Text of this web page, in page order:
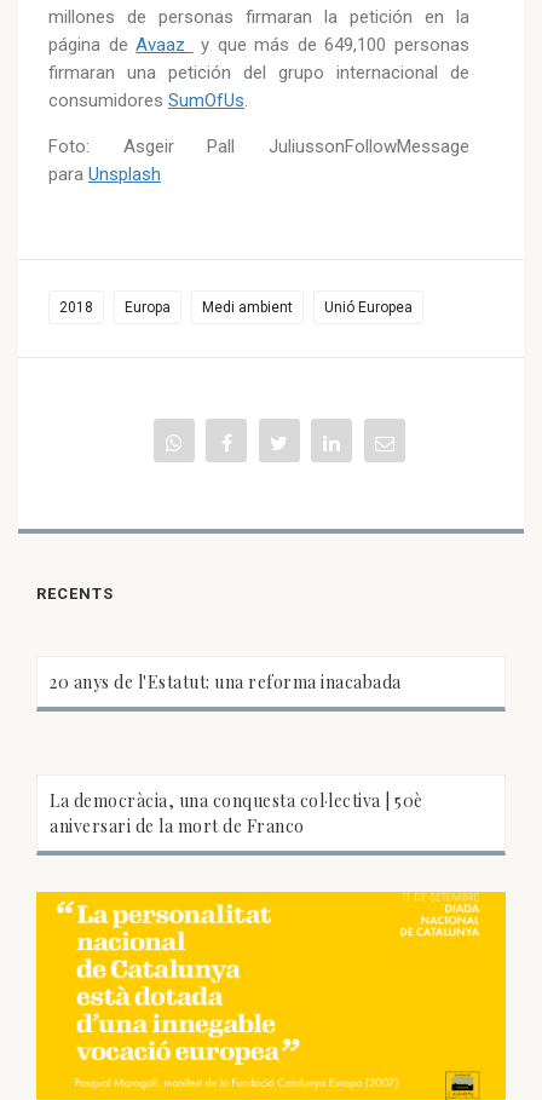
millones de personas firmaran la petición en la
página deAvaaz
y que más de 649,100 personas
firmaran una petición del grupo internacional de
consumidores SumOfUs.
Foto: Asgeir Pall JuliussonFollowMessage
para Unsplash
2018 Europa Medi ambient Unió Europea
RECENTS
20 anys de l'Estatut: una reforma inacabada
La democràcia, una conquesta col·lectiva | 50è
aniversari de la mort de Franco